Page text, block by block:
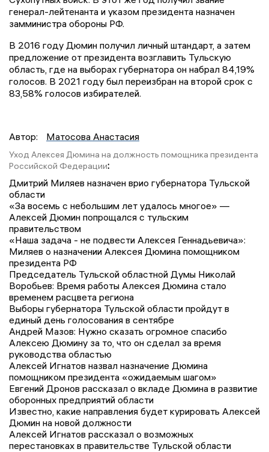
генерал-лейтенанта и указом президента назначен
замминистра обороны РФ.
В 2016 году Дюмин получил личный штандарт, а затем
предложение от президента возглавить Тульскую
область, где на выборах губернатора он набрал 84,19%
голосов. В 2021 году был переизбран на второй срок с
83,58% голосов избирателей.
Автор: Матосова Анастасия
Уход Алексея Дюмина на должность помощника президента
Российской Федерации:
Дмитрий Миляев назначен врио губернатора Тульской
области
«За восемь с небольшим лет удалось многое» —
Алексей Дюмин попрощался с тульским
правительством
«Наша задача - не подвести Алексея Геннадьевича»:
Миляев о назначении Алексея Дюмина помощником
президента РФ
Председатель Тульской областной Думы Николай
Воробьев: Время работы Алексея Дюмина стало
временем расцвета региона
Выборы губернатора Тульской области пройдут в
единый день голосования в сентябре
Андрей Мазов: Нужно сказать огромное спасибо
Алексею Дюмину за то, что он сделал за время
руководства областью
Алексей Игнатов назвал назначение Дюмина
помощником президента «ожидаемым шагом»
Евгений Дронов рассказал о вкладе Дюмина в развитие
оборонных предприятий области
Известно, какие направления будет курировать Алексей
Дюмин на новой должности
Алексей Игнатов рассказал о возможных
перестановках в правительстве Тульской области